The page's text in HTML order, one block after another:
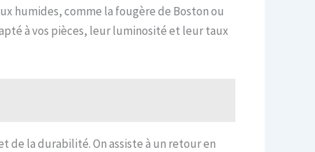
humides, comme la fougère de Boston ou
à vos pièces, leur luminosité et leur taux
de la durabilité. On assiste à un retour en